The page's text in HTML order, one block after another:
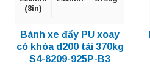
(8in)
Bánh xe đẩy PU xoay
có khóa d200 tải 370kg
S4-8209-925P-B3